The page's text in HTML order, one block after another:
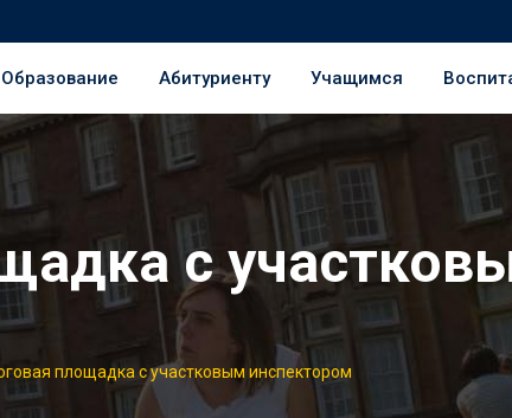
Образование Абитуриенту Учащимся
с
площадка с участковым инспектором